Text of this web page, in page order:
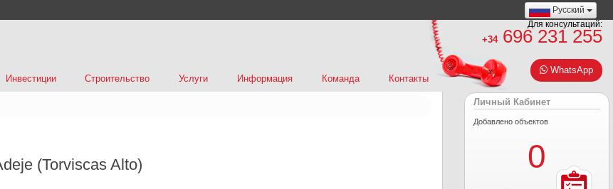
Русский
Инвестиции Строительство Услуги Информация Команда Контакты
(Torviscas Alto)
Для консультаций:
+34696 231 255
WhatsApp
Личный Кабинет
Добавлено объектов
0